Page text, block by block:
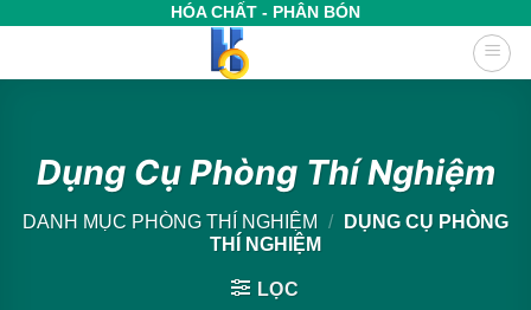
HÓA CHẤT - PHÂN BÓN
Dụng Cụ Phòng Thí Nghiệm
DANH MỤC PHÒNG THÍ NGHIỆM /
DỤNG CỤ PHÒNG
THÍ NGHIỆM
LỌC